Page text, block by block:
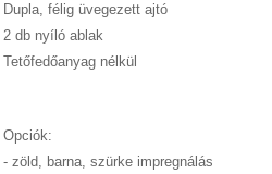
Dupla, félig üvegezett ajtó
2 db nyíló ablak
Tetőfedőanyag nélkül
Opciók:
- zöld, barna, szürke impregnálás